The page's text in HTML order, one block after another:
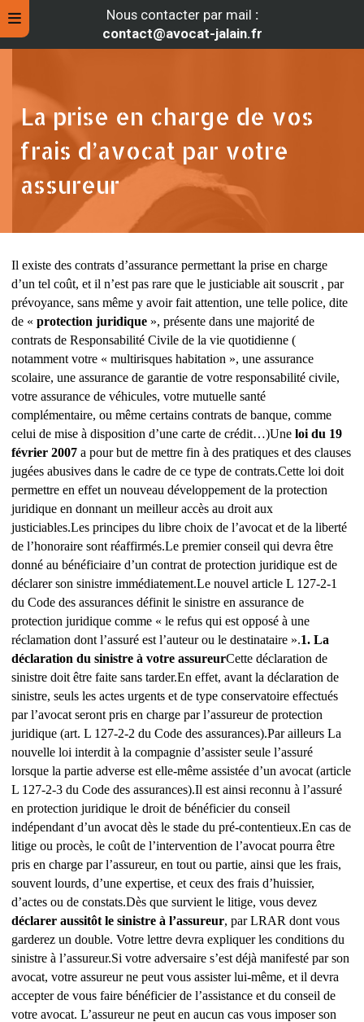
Nous contacter par mail :
contact@avocat-jalain.fr
La prise en charge de vos
frais d’avocat par votre
assureur
Il existe des contrats d’assurance permettant la prise en charge
d’un tel coût, et il n’est pas rare que le justiciable ait souscrit , par
prévoyance, sans même y avoir fait attention, une telle police, dite
de « protection juridique », présente dans une majorité de
contrats de Responsabilité Civile de la vie quotidienne (
notamment votre « multirisques habitation », une assurance
scolaire, une assurance de garantie de votre responsabilité civile,
votre assurance de véhicules, votre mutuelle santé
complémentaire, ou même certains contrats de banque, comme
celui de mise à disposition d’une carte de crédit…)Une loi du 19
février 2007 a pour but de mettre fin à des pratiques et des clauses
jugées abusives dans le cadre de ce type de contrats.Cette loi doit
permettre en effet un nouveau développement de la protection
juridique en donnant un meilleur accès au droit aux
justiciables.Les principes du libre choix de l’avocat et de la liberté
de l’honoraire sont réaffirmés.Le premier conseil qui devra être
donné au bénéficiaire d’un contrat de protection juridique est de
déclarer son sinistre immédiatement.Le nouvel article L 127-2-1
du Code des assurances définit le sinistre en assurance de
protection juridique comme « le refus qui est opposé à une
réclamation dont l’assuré est l’auteur ou le destinataire ».1. La
déclaration du sinistre à votre assureurCette déclaration de
sinistre doit être faite sans tarder.En effet, avant la déclaration de
sinistre, seuls les actes urgents et de type conservatoire effectués
par l’avocat seront pris en charge par l’assureur de protection
juridique (art. L 127-2-2 du Code des assurances).Par ailleurs La
nouvelle loi interdit à la compagnie d’assister seule l’assuré
lorsque la partie adverse est elle-même assistée d’un avocat (article
L 127-2-3 du Code des assurances).Il est ainsi reconnu à l’assuré
en protection juridique le droit de bénéficier du conseil
indépendant d’un avocat dès le stade du pré-contentieux.En cas de
litige ou procès, le coût de l’intervention de l’avocat pourra être
pris en charge par l’assureur, en tout ou partie, ainsi que les frais,
souvent lourds, d’une expertise, et ceux des frais d’huissier,
d’actes ou de constats.Dès que survient le litige, vous devez
déclarer aussitôt le sinistre à l’assureur, par LRAR dont vous
garderez un double. Votre lettre devra expliquer les conditions du
sinistre à l’assureur.Si votre adversaire s’est déjà manifesté par son
avocat, votre assureur ne peut vous assister lui-même, et il devra
accepter de vous faire bénéficier de l’assistance et du conseil de
votre avocat. L’assureur ne peut en aucun cas vous imposer son